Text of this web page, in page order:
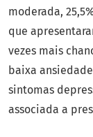
moderada,
que
vezes mais
baixa
sintomas
associada a